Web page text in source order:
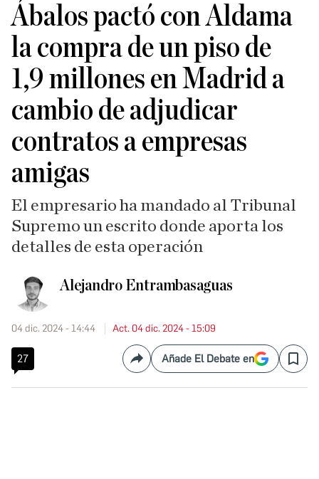
Ábalos pactó con Aldama
la compra de un piso de
1,9 millones en Madrid a
cambio de adjudicar
contratos a empresas
amigas
El empresario ha mandado al Tribunal
Supremo un escrito donde aporta los
detalles de esta operación
Alejandro Entrambasaguas
04 dic. 2024 - 14:44 Act. 04 dic. 2024 - 15:09
27 CompartirAñade El Debate en Save